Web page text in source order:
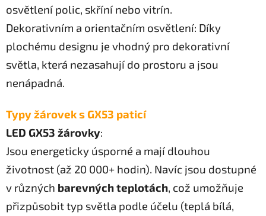
osvětlení polic, skříní nebo vitrín.
Dekorativním a orientačním osvětlení: Díky
plochému designu je vhodný pro dekorativní
světla, která nezasahují do prostoru a jsou
nenápadná.
Typy žárovek s GX53 paticí
LED GX53 žárovky:
Jsou energeticky úsporné a mají dlouhou
životnost (až 20 000+ hodin). Navíc jsou dostupné
v různých barevných teplotách, což umožňuje
přizpůsobit typ světla podle účelu (teplá bílá,